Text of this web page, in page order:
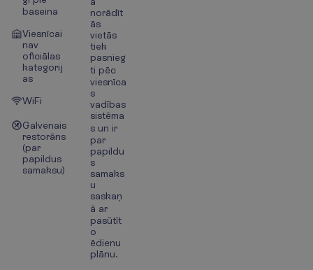
baseina
Viesnīcai
nav
oficiālas
kategorij
as
WiFi
Galvenais
restorāns
(par
papildus
samaksu)
norādīt
ās
vietās
tiek
pasnieg
ti pēc
viesnīca
s
vadības
sistēma
s un ir
par
papildu
s
samaks
u
saskaņ
ā ar
pasūtīt
o
ēdienu
plānu.